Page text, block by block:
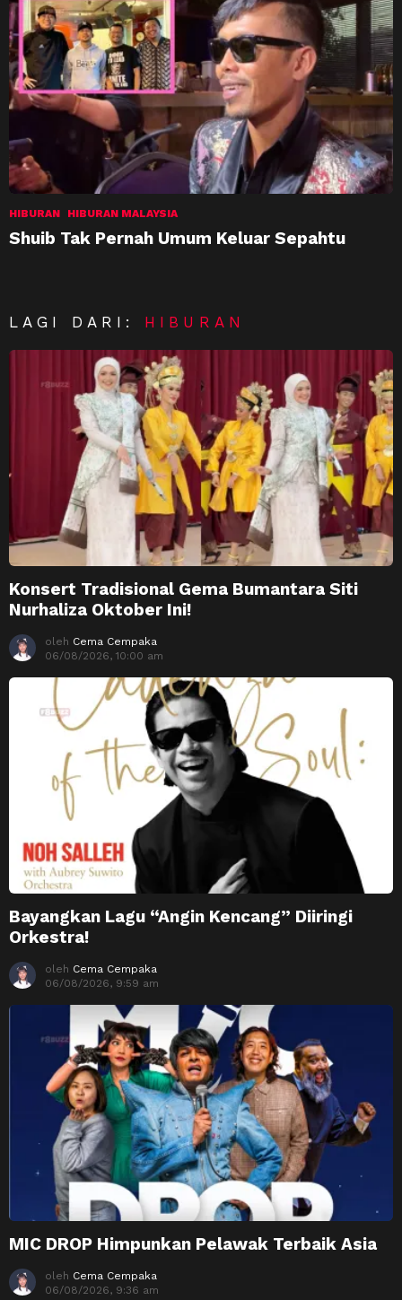
HIBURAN HIBURAN MALAYSIA
Shuib Tak Pernah Umum Keluar Sepahtu
LAGI DARI: HIBURAN
Konsert Tradisional Gema Bumantara Siti
Nurhaliza Oktober Ini!
oleh Cema Cempaka
06/08/2026, 10:00 am
Bayangkan Lagu “Angin Kencang” Diiringi
Orkestra!
oleh Cema Cempaka
06/08/2026, 9:59 am
MIC DROP Himpunkan Pelawak Terbaik Asia
oleh Cema Cempaka
06/08/2026, 9:36 am